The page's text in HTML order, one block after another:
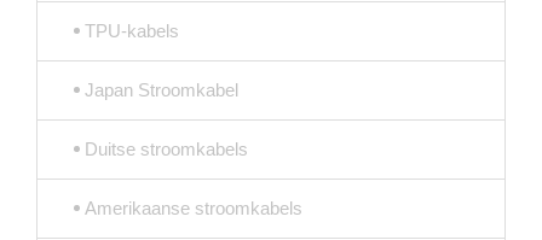
TPU-kabels
Japan Stroomkabel
Duitse stroomkabels
Amerikaanse stroomkabels